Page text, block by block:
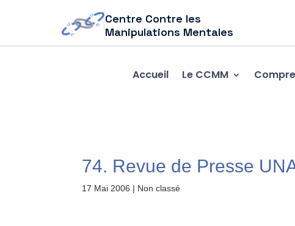
Centre Contre les
Manipulations Mentales
Accueil Le CCMM
74. Revue de Presse
17 Mai 2006 | Non classé